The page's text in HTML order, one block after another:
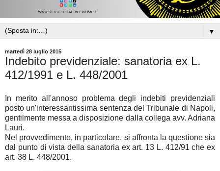
▼
martedì 28 luglio 2015
Indebito previdenziale: sanatoria ex L.
412/1991 e L. 448/2001
In merito all'annoso problema degli indebiti previdenziali
posto un'interessantissima sentenza del Tribunale di Napoli,
gentilmente messa a disposizione dalla collega avv. Adriana
Lauri.
Nel provvedimento, in particolare, si affronta la questione sia
dal punto di vista della sanatoria ex art. 13 L. 412/91 che ex
art. 38 L. 448/2001.